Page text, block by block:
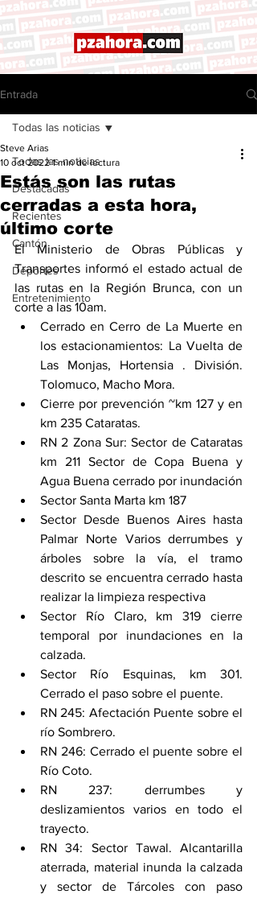
Entrada
Todas las noticias
Destacadas
Recientes
Cantón
Deportes
Entretenimiento
Todas las noticias
Estás son las rutas
cerradas a esta hora,
último corte
Steve Arias
10 oct 2022 1 min de lectura
El Ministerio de Obras Públicas y
Transportes informó el estado actual de
las rutas en la Región Brunca, con un
corte a las 10am.
Cerrado en Cerro de La Muerte en
los estacionamientos: La Vuelta de
Las Monjas, Hortensia . División.
Tolomuco, Macho Mora.
Cierre por prevención ~km 127 y en
km 235 Cataratas.
RN 2 Zona Sur: Sector de Cataratas
km 211 Sector de Copa Buena y
Sector Santa Marta km 187
Sector Desde Buenos Aires hasta
Palmar Norte Varios derrumbes y
árboles sobre la vía, el tramo
descrito se encuentra cerrado hasta
realizar la limpieza respectiva
Sector Río Claro, km 319 cierre
temporal por inundaciones en la
calzada.
Sector Río Esquinas, km 301.
Cerrado el paso sobre el puente.
RN 245: Afectación Puente sobre el
río Sombrero.
RN 246: Cerrado el puente sobre el
Río Coto.
RN 237: derrumbes y
deslizamientos varios en todo el
trayecto.
RN 34: Sector Tawal. Alcantarilla
aterrada, material inunda la calzada
y sector de Tárcoles con paso